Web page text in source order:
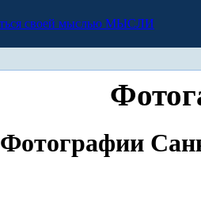
МЫСЛИ
Фотографии